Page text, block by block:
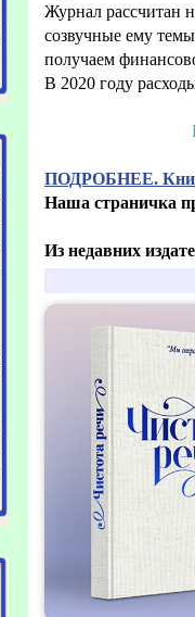
Журнал рассчитан
созвучные ему
получаем
В 2020 году
ПОДРОБНЕЕ.
Наша страничка
Из недавних